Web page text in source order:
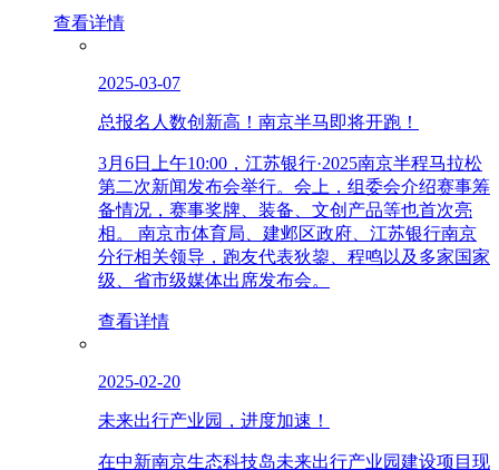
查看详情
2025-03-07
总报名人数创新高！南京半马即将开跑！
3月6日上午10:00，江苏银行·2025南京半程马拉松
第二次新闻发布会举行。会上，组委会介绍赛事筹
备情况，赛事奖牌、装备、文创产品等也首次亮
相。 南京市体育局、建邺区政府、江苏银行南京
分行相关领导，跑友代表狄鋆、程鸣以及多家国家
级、省市级媒体出席发布会。
查看详情
2025-02-20
未来出行产业园，进度加速！
在中新南京生态科技岛未来出行产业园建设项目现